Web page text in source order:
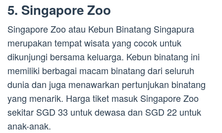
5. Singapore Zoo
Singapore Zoo atau Kebun Binatang Singapura
merupakan tempat wisata yang cocok untuk
dikunjungi bersama keluarga. Kebun binatang ini
memiliki berbagai macam binatang dari seluruh
dunia dan juga menawarkan pertunjukan binatang
yang menarik. Harga tiket masuk Singapore Zoo
sekitar SGD 33 untuk dewasa dan SGD 22 untuk
anak-anak.